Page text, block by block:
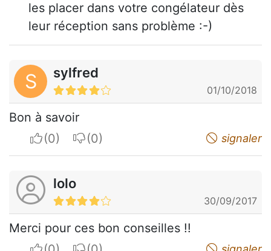
les placer dans votre congélateur dès
leur réception sans problème :-)
S sylfred
01/10/2018
Bon à savoir
I apreciateI do not appreciate signaler
lolo
30/09/2017
Merci pour ces bon conseilles !!